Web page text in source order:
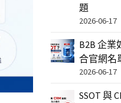
題
2026-06-17
B2B 企業
合官網名
2026-06-17
SSOT 與